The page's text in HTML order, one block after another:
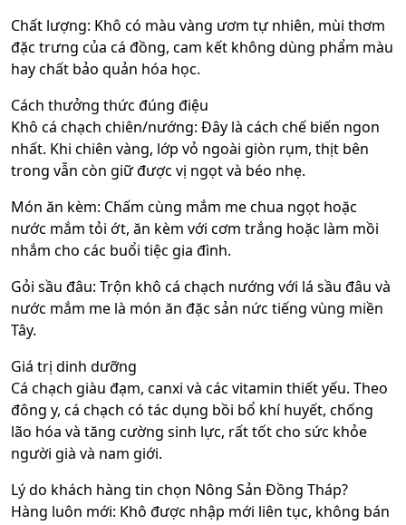
Chất lượng: Khô có màu vàng ươm tự nhiên, mùi thơm
đặc trưng của cá đồng, cam kết không dùng phẩm màu
hay chất bảo quản hóa học.
Cách thưởng thức đúng điệu
Khô cá chạch chiên/nướng: Đây là cách chế biến ngon
nhất. Khi chiên vàng, lớp vỏ ngoài giòn rụm, thịt bên
trong vẫn còn giữ được vị ngọt và béo nhẹ.
Món ăn kèm: Chấm cùng mắm me chua ngọt hoặc
nước mắm tỏi ớt, ăn kèm với cơm trắng hoặc làm mồi
nhắm cho các buổi tiệc gia đình.
Gỏi sầu đâu: Trộn khô cá chạch nướng với lá sầu đâu và
nước mắm me là món ăn đặc sản nức tiếng vùng miền
Tây.
Giá trị dinh dưỡng
Cá chạch giàu đạm, canxi và các vitamin thiết yếu. Theo
đông y, cá chạch có tác dụng bồi bổ khí huyết, chống
lão hóa và tăng cường sinh lực, rất tốt cho sức khỏe
người già và nam giới.
Lý do khách hàng tin chọn Nông Sản Đồng Tháp?
Hàng luôn mới: Khô được nhập mới liên tục, không bán